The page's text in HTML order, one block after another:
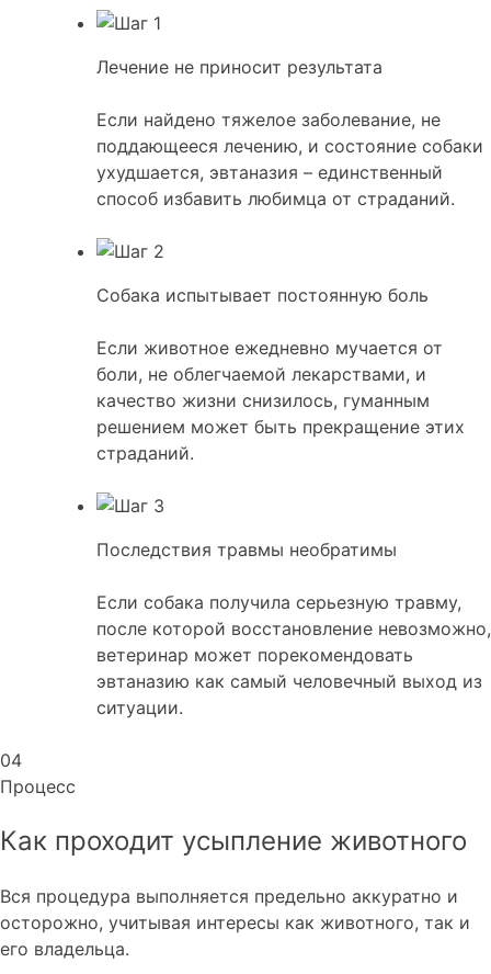
Лечение не приносит результата
Если найдено тяжелое заболевание, не
поддающееся лечению, и состояние собаки
ухудшается, эвтаназия – единственный
способ избавить любимца от страданий.
Собака испытывает постоянную боль
Если животное ежедневно мучается от
боли, не облегчаемой лекарствами, и
качество жизни снизилось, гуманным
решением может быть прекращение этих
страданий.
Последствия травмы необратимы
Если собака получила серьезную травму,
после которой восстановление невозможно,
ветеринар может порекомендовать
эвтаназию как самый человечный выход из
ситуации.
04
Процесс
Как проходит усыпление животного
Вся процедура выполняется предельно аккуратно и
осторожно, учитывая интересы как животного, так и
его владельца.